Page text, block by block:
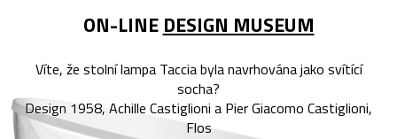
ON-LINE DESIGN MUSEUM
Víte, že stolní lampa Taccia byla navrhována jako svítící
socha?
Design 1958, Achille Castiglioni a Pier Giacomo Castiglioni,
Flos